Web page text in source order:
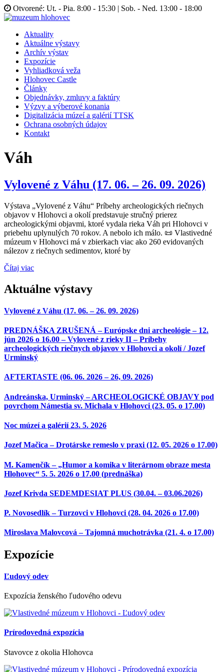
Otvorené: Ut. - Pia. 8:00 - 15:30 | Sob. - Ned. 13:00 - 18:00
Aktuality
Aktuálne výstavy
Archív výstav
Expozície
Vyhliadková veža
Hlohovec Castle
Články
Objednávky, zmluvy a faktúry
Výzvy a výberové konania
Digitalizácia múzeí a galérií TTSK
Ochrana osobných údajov
Kontakt
Váh
Vylovené z Váhu (17. 06. – 26. 09. 2026)
Výstava „Vylovené z Váhu“ Príbehy archeologických riečnych
objavov v Hlohovci a okolí predstavuje stručný prierez
archeologickými objavmi, ktoré vydala rieka Váh pri Hlohovci v
priebehu uplynulých 70 rokov. A nebolo ich málo. 📜 Vlastivedné
múzeum v Hlohovci má v zbierkach viac ako 260 evidovaných
nálezov z riečnych sedimentov, ktoré by
Čítaj viac
Aktuálne výstavy
Vylovené z Váhu (17. 06. – 26. 09. 2026)
PREDNÁŠKA ZRUŠENÁ – Európske dni archeológie – 12.
jún 2026 o 16.00 – Vylovené z rieky II – Príbehy
archeologických riečnych objavov v Hlohovci a okolí / Jozef
Urminský
AFTERTASTE (06. 06. 2026 – 26, 09. 2026)
Andreánska, Urminský – ARCHEOLOGICKÉ OBJAVY pod
povrchom Námestia sv. Michala v Hlohovci (23. 05. o 17.00)
Noc múzeí a galérií 23. 5. 2026
Jozef Mačica – Drotárske remeslo v praxi (12. 05. 2026 o 17.00)
M. Kamenčík – „Humor a komika v literárnom obraze mesta
Hlohovec“ 5. 5. 2026 o 17.00 (prednáška)
Jozef Krivda SEDEMDESIAT PLUS (30.04. – 03.06.2026)
P. Novosedlík – Turzovci v Hlohovci (28. 04. 2026 o 17.00)
Miroslava Malovcová – Tajomná muchotrávka (21. 4. o 17.00)
Expozície
Ľudový odev
Expozícia ženského ľudového odevu
Prírodovedná expozícia
Stavovce z okolia Hlohovca